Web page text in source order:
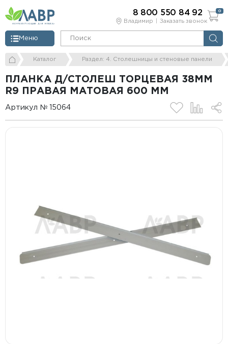
Владимир Заказать звонок
Меню
8 800 550 84 92 0
Каталог Раздел: 4. Столешницы и стеновые панели
ПЛАНКА Д/СТОЛЕШ ТОРЦЕВАЯ 38ММ
R9 ПРАВАЯ МАТОВАЯ 600 ММ
Артикул № 15064